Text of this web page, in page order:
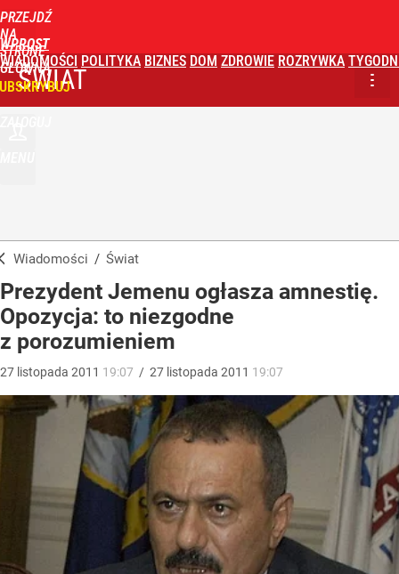
PRZEJDŹ
NA
STRONĘ
GŁÓWNĄ
WPROST
WIADOMOŚCI POLITYKA BIZNES DOM ZDROWIE ROZRYWKA
ŚWIAT
Wiadomości / Świat
Prezydent Jemenu ogłasza amnestię.
Opozycja: to niezgodne
z porozumieniem
27 listopada 2011 19:07 / 27 listopada 2011 19:07